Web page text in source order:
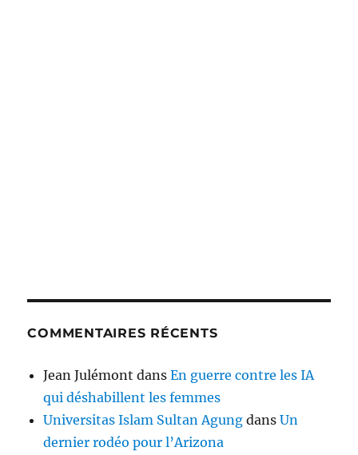
COMMENTAIRES RÉCENTS
Jean Julémont dansEn guerre contre les IA
qui déshabillent les femmes
Universitas Islam Sultan Agung dansUn
dernier rodéo pour l’Arizona